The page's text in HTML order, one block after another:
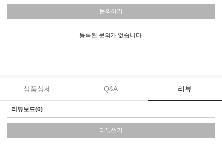
문의하기
등록된 문의가 없습니다.
상품상세 Q&A 리뷰
리뷰보드(0)
리뷰쓰기